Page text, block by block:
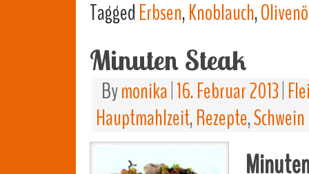
TaggedErbsen,Knoblauch,
Minuten Steak
Bymonika 16. Februar 2013
Hauptmahlzeit,Rezepte,Schwein